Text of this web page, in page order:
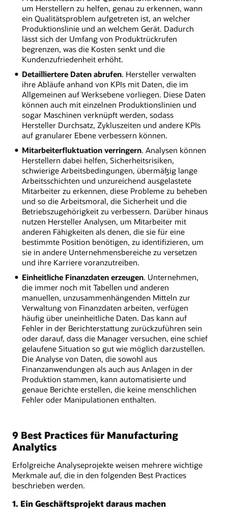
um Herstellern zu helfen, genau zu erkennen, wann
ein Qualitätsproblem aufgetreten ist, an welcher
Produktionslinie und an welchem Gerät. Dadurch
lässt sich der Umfang von Produktrückrufen
begrenzen, was die Kosten senkt und die
Kundenzufriedenheit erhöht.
Detailliertere Daten abrufen. Hersteller verwalten
ihre Abläufe anhand von KPIs mit Daten, die im
Allgemeinen auf Werksebene vorliegen. Diese Daten
können auch mit einzelnen Produktionslinien und
sogar Maschinen verknüpft werden, sodass
Hersteller Durchsatz, Zykluszeiten und andere KPIs
auf granularer Ebene verbessern können.
Mitarbeiterfluktuation verringern. Analysen können
Herstellern dabei helfen, Sicherheitsrisiken,
schwierige Arbeitsbedingungen, übermäßig lange
Arbeitsschichten und unzureichend ausgelastete
Mitarbeiter zu erkennen, diese Probleme zu beheben
und so die Arbeitsmoral, die Sicherheit und die
Betriebszugehörigkeit zu verbessern. Darüber hinaus
nutzen Hersteller Analysen, um Mitarbeiter mit
anderen Fähigkeiten als denen, die sie für eine
bestimmte Position benötigen, zu identifizieren, um
sie in andere Unternehmensbereiche zu versetzen
und ihre Karriere voranzutreiben.
Einheitliche Finanzdaten erzeugen. Unternehmen,
die immer noch mit Tabellen und anderen
manuellen, unzusammenhängenden Mitteln zur
Verwaltung von Finanzdaten arbeiten, verfügen
häufig über uneinheitliche Daten. Das kann auf
Fehler in der Berichterstattung zurückzuführen sein
oder darauf, dass die Manager versuchen, eine schief
gelaufene Situation so gut wie möglich darzustellen.
Die Analyse von Daten, die sowohl aus
Finanzanwendungen als auch aus Anlagen in der
Produktion stammen, kann automatisierte und
genaue Berichte erstellen, die keine menschlichen
Fehler oder Manipulationen enthalten.
9 Best Practices für Manufacturing
Analytics
Erfolgreiche Analyseprojekte weisen mehrere wichtige
Merkmale auf, die in den folgenden Best Practices
beschrieben werden.
1. Ein Geschäftsprojekt daraus machen